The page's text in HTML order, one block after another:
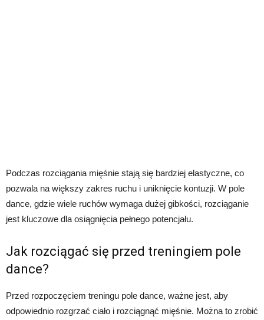
Podczas rozciągania mięśnie stają się bardziej elastyczne, co
pozwala na większy zakres ruchu i uniknięcie kontuzji. W pole
dance, gdzie wiele ruchów wymaga dużej gibkości, rozciąganie
jest kluczowe dla osiągnięcia pełnego potencjału.
Jak rozciągać się przed treningiem pole
dance?
Przed rozpoczęciem treningu pole dance, ważne jest, aby
odpowiednio rozgrzać ciało i rozciągnąć mięśnie. Można to zrobić